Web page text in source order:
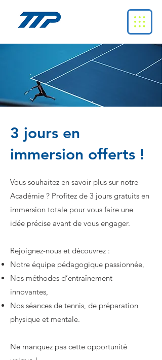
3 jours en
immersion offerts !
Vous souhaitez en savoir plus sur notre
Académie ? Profitez de 3 jours gratuits en
immersion totale pour vous faire une
idée précise avant de vous engager.
Rejoignez-nous et découvrez :
Notre équipe pédagogique passionnée,
Nos méthodes d’entraînement
innovantes,
Nos séances de tennis, de préparation
physique et mentale.
Ne manquez pas cette opportunité